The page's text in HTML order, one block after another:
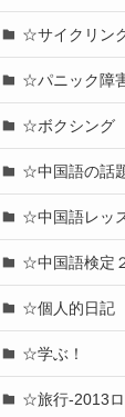
☆サイクリン
☆パニック障
☆ボクシング
☆中国語の話
☆中国語レッ
☆中国語検定
☆個人的日記
☆学ぶ！
☆旅行-2013